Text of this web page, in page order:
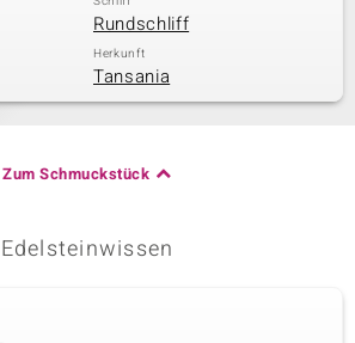
Rundschliff
Herkunft
Tansania
Zum Schmuckstück
Edelsteinwissen